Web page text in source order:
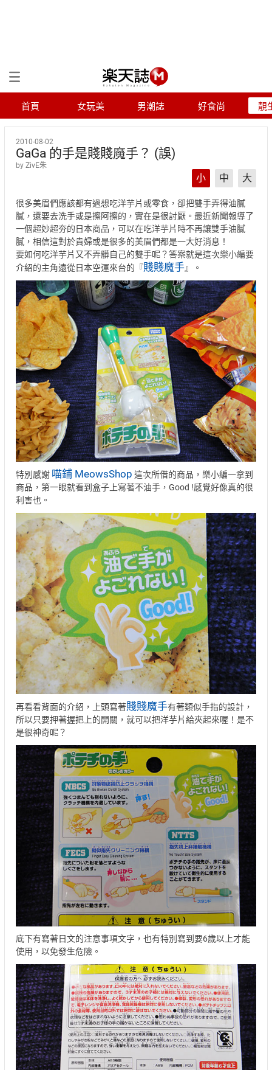
首頁 女玩美 男潮誌 好食尚 靚
2010-08-02
GaGa 的手是賤賤魔手？ (誤)
by ZivE朱
小 中 大
很多美眉們應該都有過想吃洋芋片或零食，卻把雙手弄得油膩
膩，還要去洗手或是擦阿擦的，實在是很討厭。最近新聞報導了
一個超妙超夯的日本商品，可以在吃洋芋片時不再讓雙手油膩
膩，相信這對於貴婦或是很多的美眉們都是一大好消息！
要如何吃洋芋片又不弄髒自己的雙手呢？答案就是這次樂小編要
介紹的主角遠從日本空運來台的『賤賤魔手』。
特別感謝 喵鋪 MeowsShop 這次所借的商品，樂小編一拿到
商品，第一眼就看到盒子上寫著不油手，Good !感覺好像真的很
利害也。
再看看背面的介紹，上頭寫著賤賤魔手有著類似手指的設計，
所以只要押著握把上的開關，就可以把洋芋片給夾起來喔！是不
是很神奇呢？
底下有寫著日文的注意事項文字，也有特別寫到要6歲以上才能
使用，以免發生危險。